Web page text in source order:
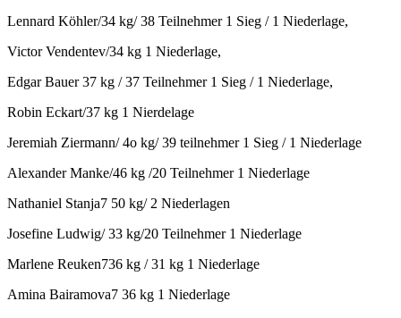
Lennard Köhler/34 kg/ 38 Teilnehmer 1 Sieg / 1 Niederlage,
Victor Vendentev/34 kg 1 Niederlage,
Edgar Bauer 37 kg / 37 Teilnehmer 1 Sieg / 1 Niederlage,
Robin Eckart/37 kg 1 Nierdelage
Jeremiah Ziermann/ 4o kg/ 39 teilnehmer 1 Sieg / 1 Niederlage
Alexander Manke/46 kg /20 Teilnehmer 1 Niederlage
Nathaniel Stanja7 50 kg/ 2 Niederlagen
Josefine Ludwig/ 33 kg/20 Teilnehmer 1 Niederlage
Marlene Reuken736 kg / 31 kg 1 Niederlage
Amina Bairamova7 36 kg 1 Niederlage